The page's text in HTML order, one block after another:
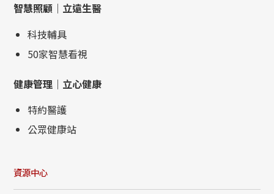
智慧照顧｜立遠生醫
科技輔具
50家智慧看視
健康管理｜立心健康
特約醫護
公眾健康站
資源中心